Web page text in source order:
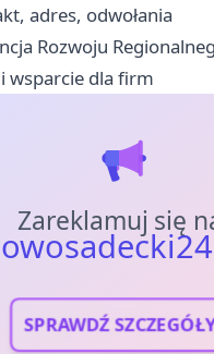
adres, odwołania
Rozwoju
wsparcie dla firm
Zareklamuj się
SPRAWDŹ